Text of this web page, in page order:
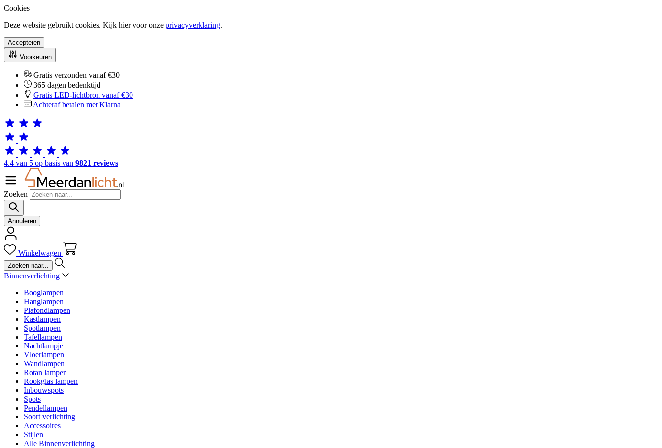
Cookies
Deze website gebruikt cookies. Kijk hier voor onze privacyverklaring.
Accepteren
Voorkeuren
Gratis verzonden vanaf €30
365 dagen bedenktijd
Gratis LED-lichtbron vanaf €30
Achteraf betalen met Klarna
4.4 van 5 op basis van 9821 reviews
Zoeken
Annuleren
Winkelwagen
Binnenverlichting
Booglampen
Hanglampen
Plafondlampen
Kastlampen
Spotlampen
Tafellampen
Nachtlampje
Vloerlampen
Wandlampen
Rotan lampen
Rookglas lampen
Inbouwspots
Spots
Pendellampen
Soort verlichting
Accessoires
Stijlen
Alle Binnenverlichting